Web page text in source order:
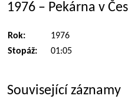
1976 – Pekárna v
Rok:
1976
Stopáž:
01:05
Související záznamy